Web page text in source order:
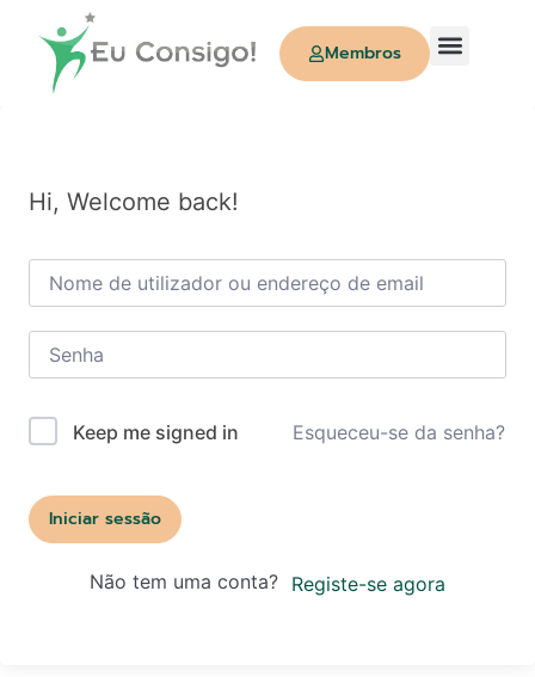
Membros
Hi, Welcome back!
Keep me signed in Esqueceu-se da senha?
Iniciar sessão
Não tem uma conta? Registe-se agora